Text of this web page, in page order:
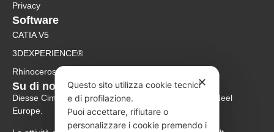
Privacy
Software
CATIA V5
3DEXPERIENCE®
Rhinoceros
Su di noi
Diesse Cim è rivenditore ufficiale Rhinoceros per McNeel
Europe.
✕
Questo sito utilizza cookie tecnici
e di profilazione.
Puoi accettare, rifiutare o
personalizzare i cookie premendo i